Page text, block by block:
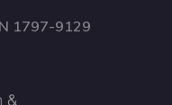
1797-9129